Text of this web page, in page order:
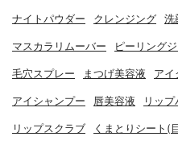
ナイトパウダー クレンジング 洗
マスカラリムーバー ピーリング
毛穴スプレー まつげ美容液 アイ
アイシャンプー 唇美容液 リップ
リップスクラブ くまとりシート(